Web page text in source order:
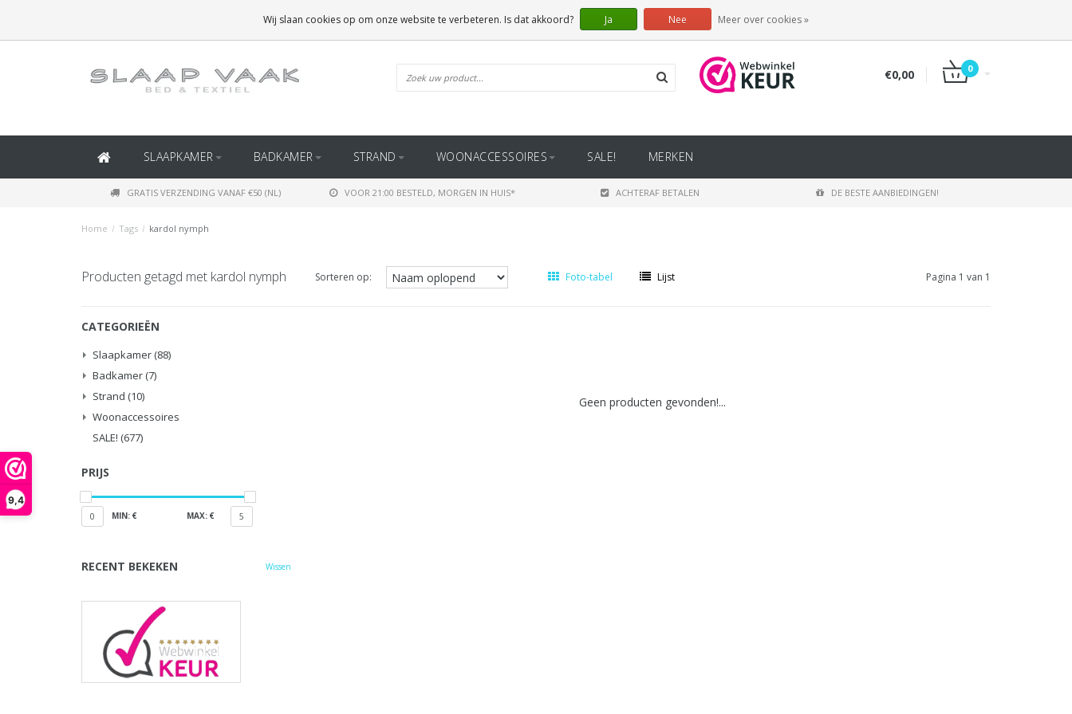
9,4
(BINNEN BELGIË)
€0,00 0
SLAAPKAMER BADKAMER STRAND WOONACCESSOIRES SALE! MERKEN
GRATIS VERZENDING VANAF €50 (NL) VOOR 21:00 BESTELD, MORGEN IN HUIS* ACHTERAF BETALEN DE BESTE AANBIEDINGEN!
Home / Tags / kardol nymph
Producten getagd met kardol nymph Sorteren op: Foto-tabel Lijst Pagina 1 van 1
CATEGORIEËN
Slaapkamer (88)
Badkamer (7)
Strand (10)
Woonaccessoires
SALE! (677)
PRIJS
0 MIN: € MAX: € 5
RECENT BEKEKEN Wissen
Geen producten gevonden!...
Wij slaan cookies op om onze website te verbeteren. Is dat akkoord? Ja Nee Meer over cookies »